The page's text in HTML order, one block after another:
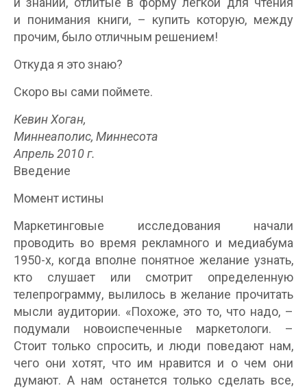
и понимания книги, – купить которую, между
прочим, было отличным решением!
Откуда я это знаю?
Скоро вы сами поймете.
Кевин Хоган,
Миннеаполис, Миннесота
Апрель 2010 г.
Введение
Момент истины
Маркетинговые исследования начали
проводить во время рекламного и медиабума
1950-х, когда вполне понятное желание узнать,
кто слушает или смотрит определенную
телепрограмму, вылилось в желание прочитать
мысли аудитории. «Похоже, это то, что надо, –
подумали новоиспеченные маркетологи. –
Стоит только спросить, и люди поведают нам,
чего они хотят, что им нравится и о чем они
думают. А нам останется только сделать все,